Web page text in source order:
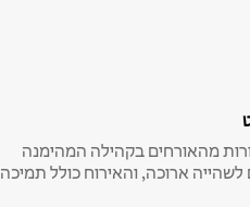
מהאורחים בקהילה המהימנה
לשהייה ארוכה, והאירוח כולל תמיכה